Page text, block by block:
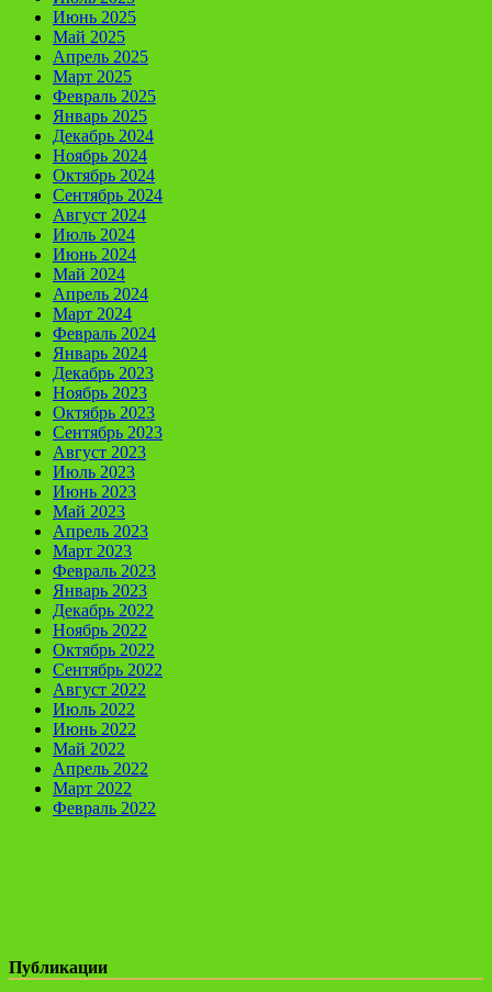
Июнь 2025
Май 2025
Апрель 2025
Март 2025
Февраль 2025
Январь 2025
Декабрь 2024
Ноябрь 2024
Октябрь 2024
Сентябрь 2024
Август 2024
Июль 2024
Июнь 2024
Май 2024
Апрель 2024
Март 2024
Февраль 2024
Январь 2024
Декабрь 2023
Ноябрь 2023
Октябрь 2023
Сентябрь 2023
Август 2023
Июль 2023
Июнь 2023
Май 2023
Апрель 2023
Март 2023
Февраль 2023
Январь 2023
Декабрь 2022
Ноябрь 2022
Октябрь 2022
Сентябрь 2022
Август 2022
Июль 2022
Июнь 2022
Май 2022
Апрель 2022
Март 2022
Февраль 2022
Публикации